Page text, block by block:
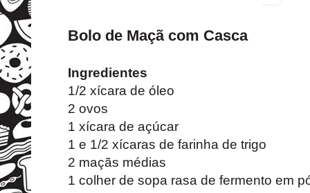
Bolo de Maçã com Casca
Ingredientes
1/2 xícara de óleo
2 ovos
1 xícara de açúcar
1 e 1/2 xícaras de farinha de trigo
2 maçãs médias
1 colher de sopa rasa de fermento em